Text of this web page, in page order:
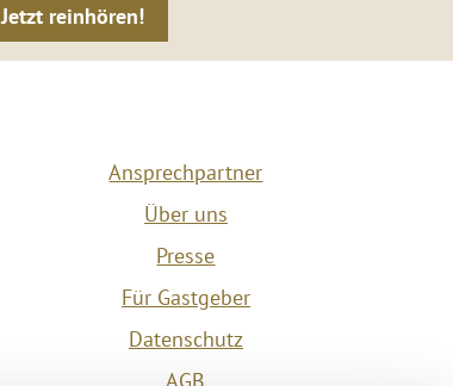
Jetzt reinhören!
Ansprechpartner
Über uns
Presse
Für Gastgeber
Datenschutz